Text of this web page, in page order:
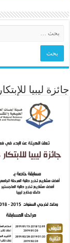
جائزة ليبيا للإبتكار